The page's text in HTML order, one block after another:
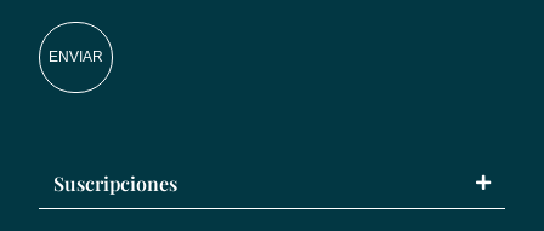
ENVIAR
Suscripciones